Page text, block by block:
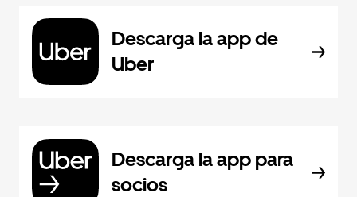
Descarga la app de
Uber
Descarga la app para
socios